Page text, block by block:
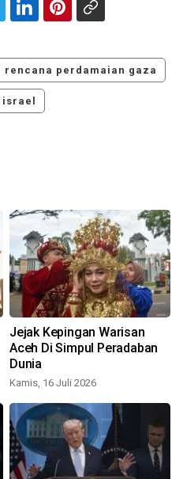
rencana perdamaian gaza
Jejak Kepingan Warisan
Aceh Di Simpul Peradaban
Dunia
Kamis, 16 Juli 2026